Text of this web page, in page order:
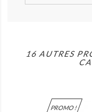
16 AUTRES
PROMO !